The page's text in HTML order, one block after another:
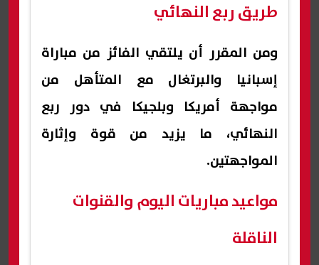
طريق ربع النهائي
ومن المقرر أن يلتقي الفائز من مباراة
إسبانيا والبرتغال مع المتأهل من
مواجهة أمريكا وبلجيكا في دور ربع
النهائي، ما يزيد من قوة وإثارة
المواجهتين.
مواعيد مباريات اليوم والقنوات
الناقلة